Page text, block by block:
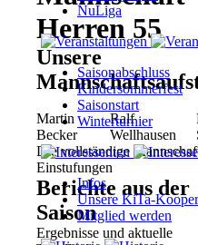
Herren 55
Unsere
Martin
Becker
Ralf
Wellhausen
Die vollständige
Einstufungen
Berichte aus der
Saison
Ergebnisse und aktuelle
NuLiga
Saisonabschluss
Kindersommerfest
Saisonstart
Winterturnier
Infos
Unsere KiTa-
Mitglied werden